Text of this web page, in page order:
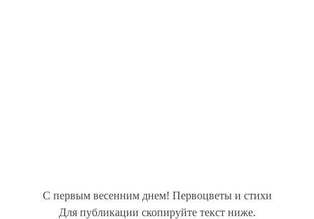
С первым весенним днем! Первоцветы и стихи
Для публикации скопируйте текст ниже.